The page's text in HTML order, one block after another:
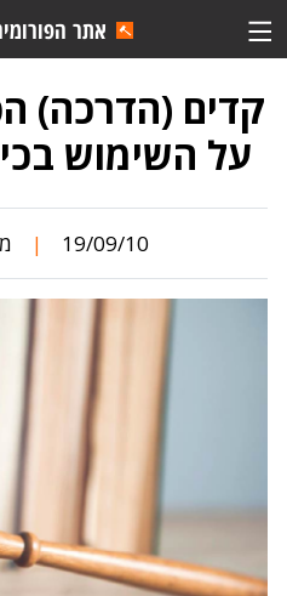
אתר
קדים (הדרכה)
על השימוש
19/09/10
|